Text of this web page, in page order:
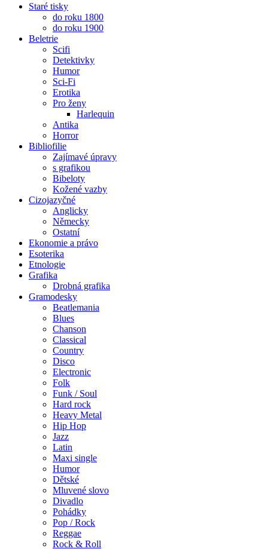
Staré tisky
do roku 1800
do roku 1900
Beletrie
Scifi
Detektivky
Humor
Sci-Fi
Erotika
Pro ženy
Harlequin
Antika
Horror
Bibliofilie
Zajímavé úpravy
s grafikou
Bibeloty
Kožené vazby
Cizojazyčné
Anglicky
Německy
Ostatní
Ekonomie a právo
Esoterika
Etnologie
Grafika
Drobná grafika
Gramodesky
Beatlemania
Blues
Chanson
Classical
Country
Disco
Electronic
Folk
Funk / Soul
Hard rock
Heavy Metal
Hip Hop
Jazz
Latin
Maxi single
Humor
Dětské
Mluvené slovo
Divadlo
Pohádky
Pop / Rock
Reggae
Rock & Roll